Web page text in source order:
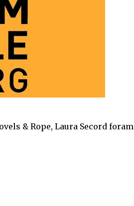
& Rope, Laura Secord foram